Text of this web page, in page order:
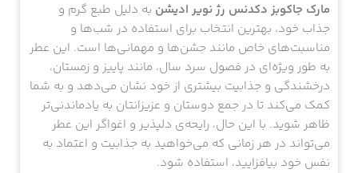
مارک جاکوبز دکدنس رژ نویر ادیشن به دلیل طبع گرم و
جذاب خود، بهترین انتخاب برای استفاده در شب‌ها و
مناسبت‌های خاص مانند جشن‌ها و مهمانی‌ها است. این عطر
به طور ویژه‌ای در فصول سرد سال، مانند پاییز و زمستان،
درخشندگی و جذابیت بیشتری از خود نشان می‌دهد و به شما
کمک می‌کند تا در جمع دوستان و عزیزانتان به یادماندنی‌تر
ظاهر شوید. با این حال، رایحه‌ی دلپذیر و اغواگر این عطر
می‌تواند در هر زمانی که می‌خواهید به جذابیت و اعتماد به
نفس خود بیافزایید، استفاده شود.